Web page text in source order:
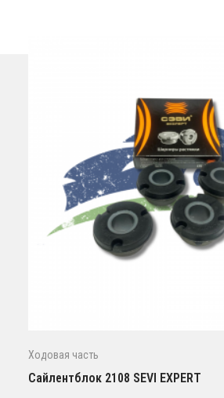
Ходовая часть
Сайлентблок 2108 SEVI EXPERT